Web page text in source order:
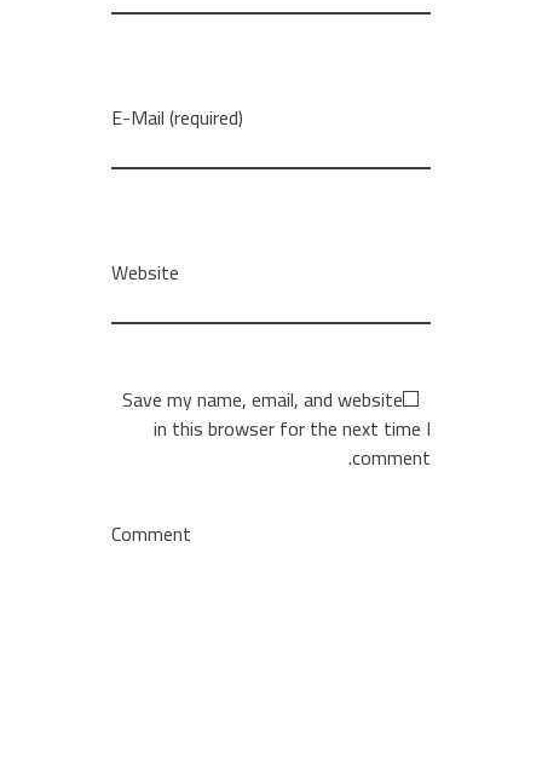
E-Mail (required)
Website
Save my name, email, and website
in this browser for the next time I
comment.
Comment